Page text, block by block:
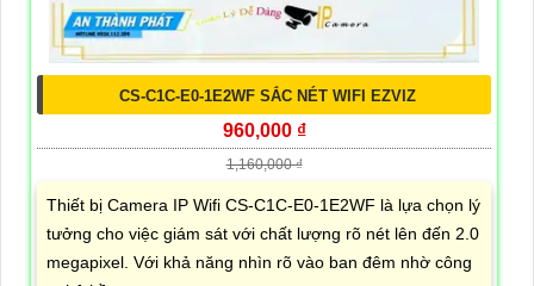
CS-C1C-E0-1E2WF SẮC NÉT WIFI EZVIZ
960,000 ₫
1,160,000 ₫
Thiết bị Camera IP Wifi CS-C1C-E0-1E2WF là lựa chọn lý
tưởng cho việc giám sát với chất lượng rõ nét lên đến 2.0
megapixel. Với khả năng nhìn rõ vào ban đêm nhờ công